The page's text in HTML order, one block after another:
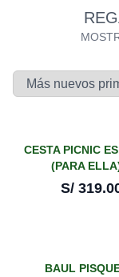
CESTA PICNIC
(PARA
S/
BAUL